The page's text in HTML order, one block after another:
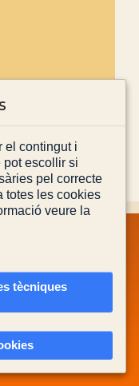
el
el contingut i
pot escollir si
pel correcte
totes les cookies
veure la
tècniques